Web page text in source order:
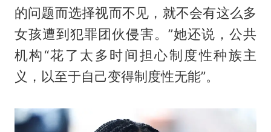
的问题而选择视而不见，就不会有这么多
女孩遭到犯罪团伙侵害。”她还说，公共
机构“花了太多时间担心制度性种族主
义，以至于自己变得制度性无能”。